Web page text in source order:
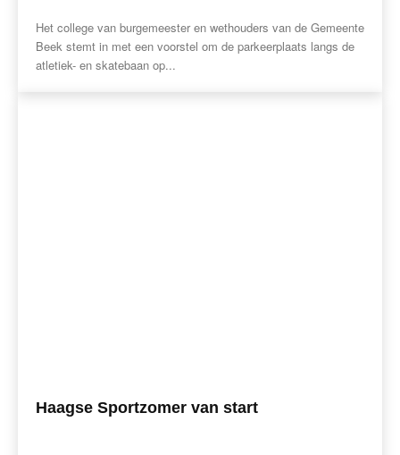
Het college van burgemeester en wethouders van de Gemeente
Beek stemt in met een voorstel om de parkeerplaats langs de
atletiek- en skatebaan op...
Haagse Sportzomer van start